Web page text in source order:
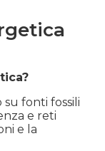
su fonti fossili
e reti
e la